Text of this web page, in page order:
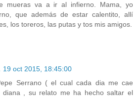
mueras va a ir al infierno. Mama, yo
que además de estar calentito, allí
los toreros, las putas y tos mis amigos.
19 oct 2015, 18:45:00
Serrano ( el cual cada dia me cae
, su relato me ha hecho saltar el